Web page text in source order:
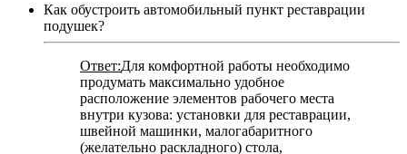
Как обустроить автомобильный пункт реставрации
подушек?
Ответ:Для комфортной работы необходимо
продумать максимально удобное
расположение элементов рабочего места
внутри кузова: установки для реставрации,
швейной машинки, малогабаритного
(желательно раскладного) стола,